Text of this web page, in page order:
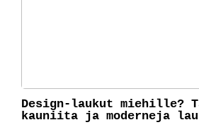
Design-laukut miehille?
kauniita ja moderneja